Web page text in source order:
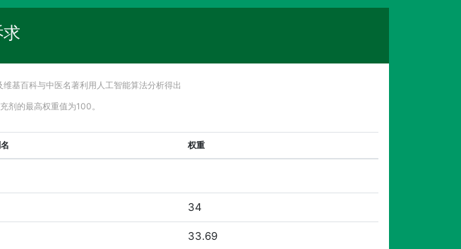
基百科与中医名著利用人工智能算法分析得出
剂的最高权重值为100。
权重
34
33.69